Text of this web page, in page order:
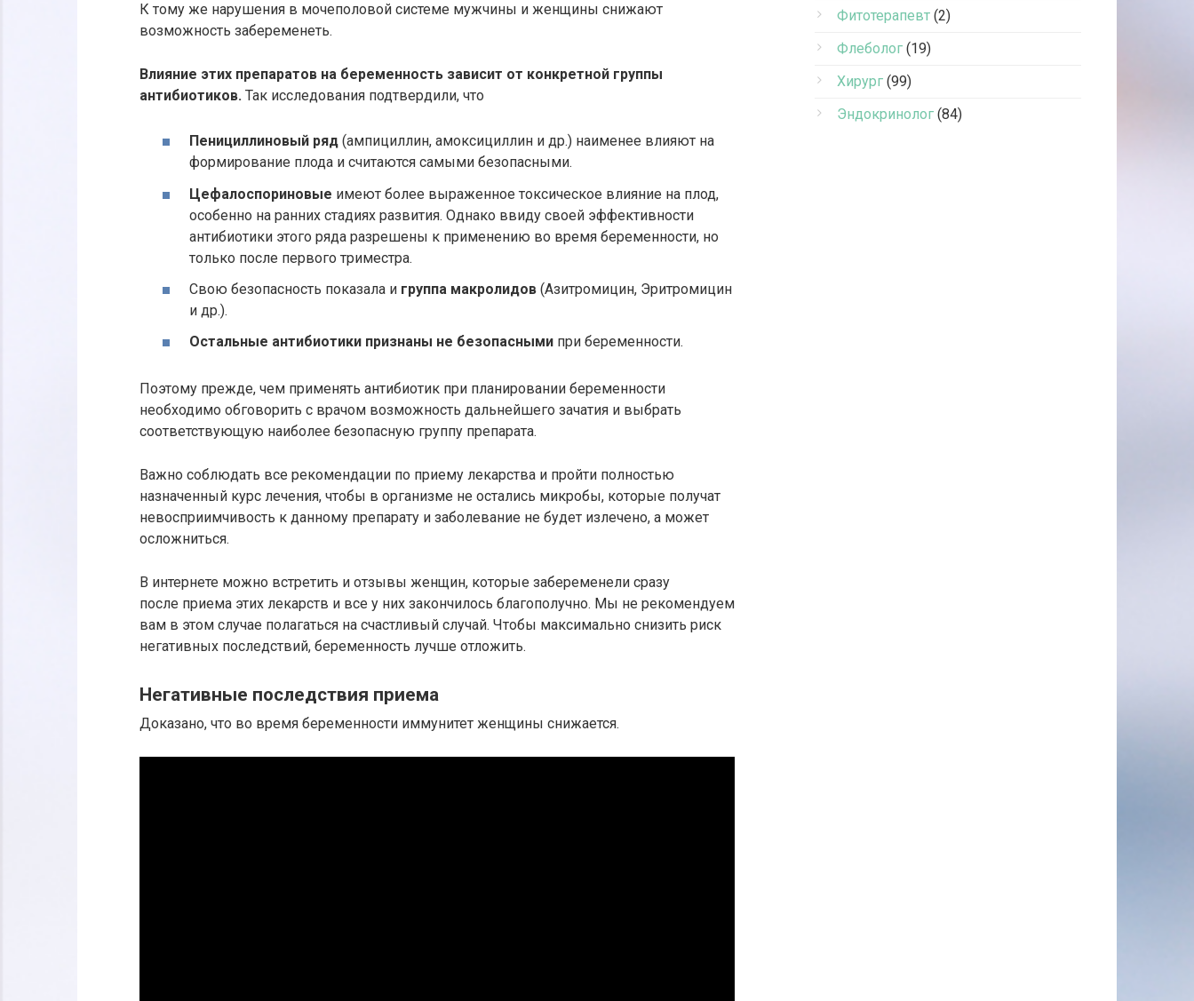
К тому же нарушения в мочеполовой системе мужчины и женщины снижают
возможность забеременеть.
Влияние этих препаратов на беременность зависит от конкретной группы
антибиотиков. Так исследования подтвердили, что
Пенициллиновый ряд (ампициллин, амоксициллин и др.) наименее влияют на
формирование плода и считаются самыми безопасными.
Цефалоспориновые имеют более выраженное токсическое влияние на плод,
особенно на ранних стадиях развития. Однако ввиду своей эффективности
антибиотики этого ряда разрешены к применению во время беременности, но
только после первого триместра.
Свою безопасность показала и группа макролидов (Азитромицин, Эритромицин
и др.).
Остальные антибиотики признаны не безопасными при беременности.
Поэтому прежде, чем применять антибиотик при планировании беременности
необходимо обговорить с врачом возможность дальнейшего зачатия и выбрать
соответствующую наиболее безопасную группу препарата.
Важно соблюдать все рекомендации по приему лекарства и пройти полностью
назначенный курс лечения, чтобы в организме не остались микробы, которые получат
невосприимчивость к данному препарату и заболевание не будет излечено, а может
осложниться.
В интернете можно встретить и отзывы женщин, которые забеременели сразу
после приема этих лекарств и все у них закончилось благополучно. Мы не рекомендуем
вам в этом случае полагаться на счастливый случай. Чтобы максимально снизить риск
негативных последствий, беременность лучше отложить.
Негативные последствия приема
Доказано, что во время беременности иммунитет женщины снижается.
Фитотерапевт (2)
Флеболог (19)
Хирург (99)
Эндокринолог (84)